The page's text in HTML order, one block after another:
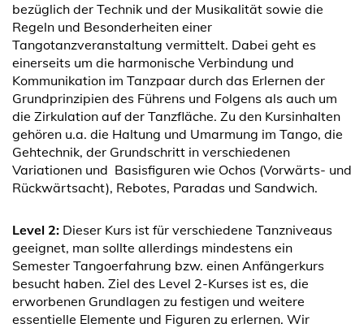
bezüglich der Technik und der Musikalität sowie die
Regeln und Besonderheiten einer
Tangotanzveranstaltung vermittelt. Dabei geht es
einerseits um die harmonische Verbindung und
Kommunikation im Tanzpaar durch das Erlernen der
Grundprinzipien des Führens und Folgens als auch um
die Zirkulation auf der Tanzfläche. Zu den Kursinhalten
gehören u.a. die Haltung und Umarmung im Tango, die
Gehtechnik, der Grundschritt in verschiedenen
Variationen und Basisfiguren wie Ochos (Vorwärts- und
Rückwärtsacht), Rebotes, Paradas und Sandwich.
Level 2: Dieser Kurs ist für verschiedene Tanzniveaus
geeignet, man sollte allerdings mindestens ein
Semester Tangoerfahrung bzw. einen Anfängerkurs
besucht haben. Ziel des Level 2-Kurses ist es, die
erworbenen Grundlagen zu festigen und weitere
essentielle Elemente und Figuren zu erlernen. Wir